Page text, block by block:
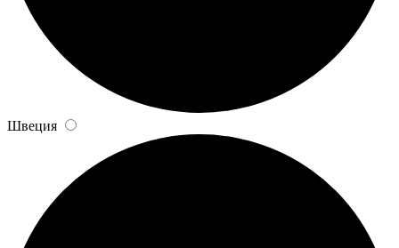
Швеция